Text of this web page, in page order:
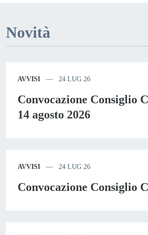
Novità
AVVISI 24 LUG 26
Convocazione Consiglio
14 agosto 2026
AVVISI 24 LUG 26
Convocazione Consiglio